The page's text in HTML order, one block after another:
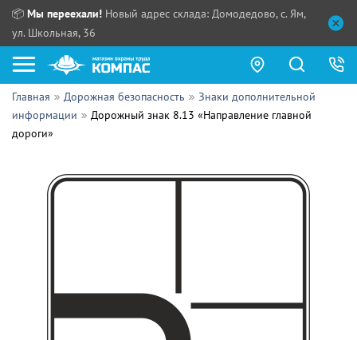
📦 Мы переехали! Новый адрес склада: Домодедово, с. Ям,
ул. Школьная, 36
Как купить?
Прайс-листы
Сотрудничество
Обзоры
ПН - ЧТ:
Главная Дорожная безопасность
Знаки дополнительной
информации
Дорожный знак 8.13 «Направление главной
дороги»